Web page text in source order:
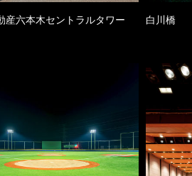
産六本木セントラルタワー 白川橋